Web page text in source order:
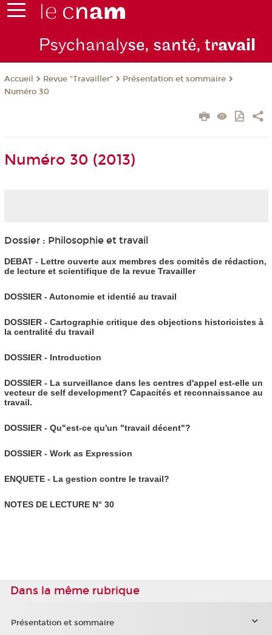
Psychanalyse, santé, travail
Accueil Revue "Travailler"
Présentation et sommaire
Numéro 30
Numéro 30 (2013)
Dossier : Philosophie et travail
DEBAT - Lettre ouverte aux membres des comités de rédaction,
de lecture et scientifique de la revue Travailler
DOSSIER - Autonomie et identié au travail
DOSSIER - Cartographie critique des objections historicistes à
la centralité du travail
DOSSIER - Introduction
DOSSIER - La surveillance dans les centres d'appel est-elle un
vecteur de self development? Capacités et reconnaissance au
travail.
DOSSIER - Qu"est-ce qu'un "travail décent"?
DOSSIER - Work as Expression
ENQUETE - La gestion contre le travail?
NOTES DE LECTURE N° 30
Dans la même rubrique
Présentation et sommaire